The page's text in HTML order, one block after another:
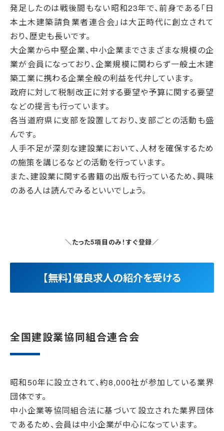
発足したのは戦後間もない昭和23年で、前身である「日
本土木建築請負業者連合会」は大正時代に創立されて
おり、歴史も長いです。
大企業から中堅企業、中小企業までさまざまな規模の企
業が会員になっており、企業規模に関わらず一般土木建
築工業に携わる企業全般の利益を代弁しています。
政府に対して税制改正に対する要望や予算に関する要望
などの提言も行っています。
各当道府県に支部を設置しており、支部ごとの活動も盛
んです。
人手不足が深刻な建設業において、人材を確保するため
の施策を講じるなどの活動を行っています。
また、建設業に関する書籍の出版も行っているため、興味
のある人は読んでみるといいでしょう。
＼たった5項目のみ！すぐ登録／
【無料】優良求人の紹介を受ける
全国建設業協同組合連合会
昭和50年に設立されて、約8,000社が参加している業界
団体です。
中小企業等協同組合法に基づいて設立された業界団体
であるため、会員は中小企業が中心になっています。